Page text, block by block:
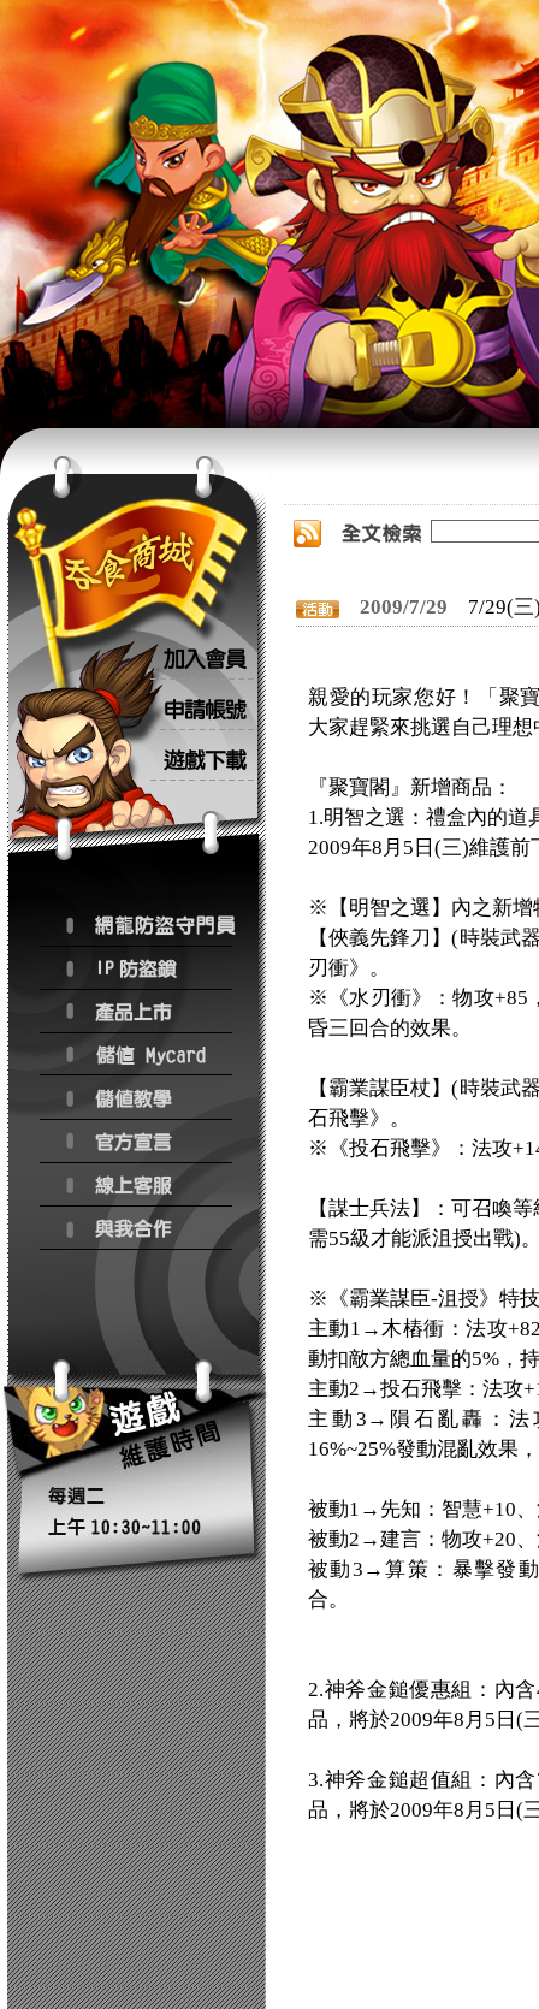
2009/7/29 7/29(
親愛的玩家您好！「聚
大家趕緊來挑選自己理
『聚寶閣』新增商品：
1.明智之選：禮盒內的
2009年8月5日(三)維護
※【明智之選】內之新增
【俠義先鋒刀】(時裝武
刃衝》。
※《水刃衝》：物攻+85
昏三回合的效果。
【霸業謀臣杖】(時裝武
石飛擊》。
※《投石飛擊》：法攻
【謀士兵法】：可召喚
需55級才能派沮授出戰)
※《霸業謀臣-沮授》特
主動1→木樁衝：法攻
動扣敵方總血量的5%，
主動2→投石飛擊：法攻
主動3→隕石亂轟：法
16%~25%發動混亂效果
被動1→先知：智慧+10
被動2→建言：物攻+20
被動3→算策：暴擊發
合。
2.神斧金鎚優惠組：內
品，將於2009年8月5日(
3.神斧金鎚超值組：內
品，將於2009年8月5日(